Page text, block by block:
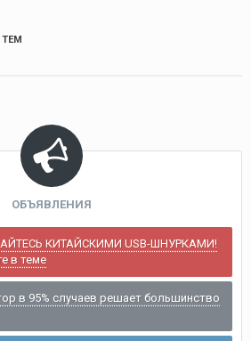
ТЕМ
ОБЪЯВЛЕНИЯ
КИТАЙСКИМИ USB-ШНУРКАМИ!
в теме
в 95% случаев решает большинство